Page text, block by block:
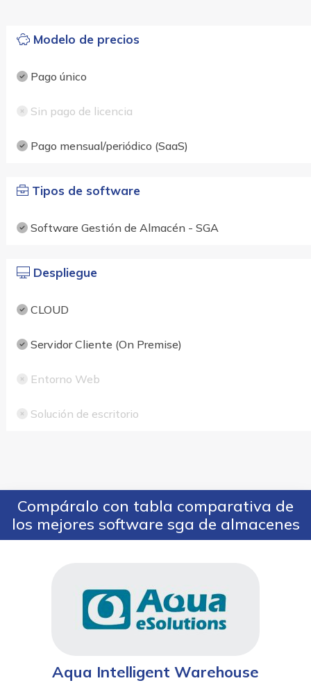
Modelo de precios
Pago único
Sin pago de licencia
Pago mensual/periódico (SaaS)
Tipos de software
Software Gestión de Almacén - SGA
Despliegue
CLOUD
Servidor Cliente (On Premise)
Entorno Web
Solución de escritorio
Compáralo con tabla comparativa de
los mejores software sga de almacenes
Aqua Intelligent Warehouse